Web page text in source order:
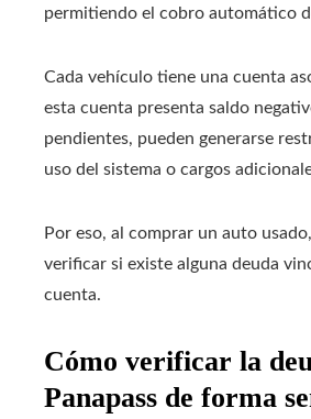
permitiendo el cobro automático
Cada vehículo tiene una cuenta
esta cuenta presenta saldo
pendientes, pueden generarse
uso del sistema o cargos
Por eso, al comprar un auto usado,
verificar si existe alguna deuda
cuenta.
Cómo verificar la
Panapass de forma